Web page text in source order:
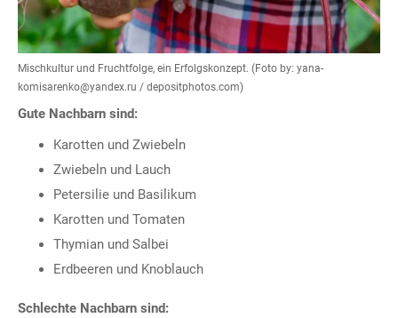
Mischkultur und Fruchtfolge, ein Erfolgskonzept. (Foto by: yana-
komisarenko@yandex.ru / depositphotos.com)
Gute Nachbarn sind:
Karotten und Zwiebeln
Zwiebeln und Lauch
Petersilie und Basilikum
Karotten und Tomaten
Thymian und Salbei
Erdbeeren und Knoblauch
Schlechte Nachbarn sind: